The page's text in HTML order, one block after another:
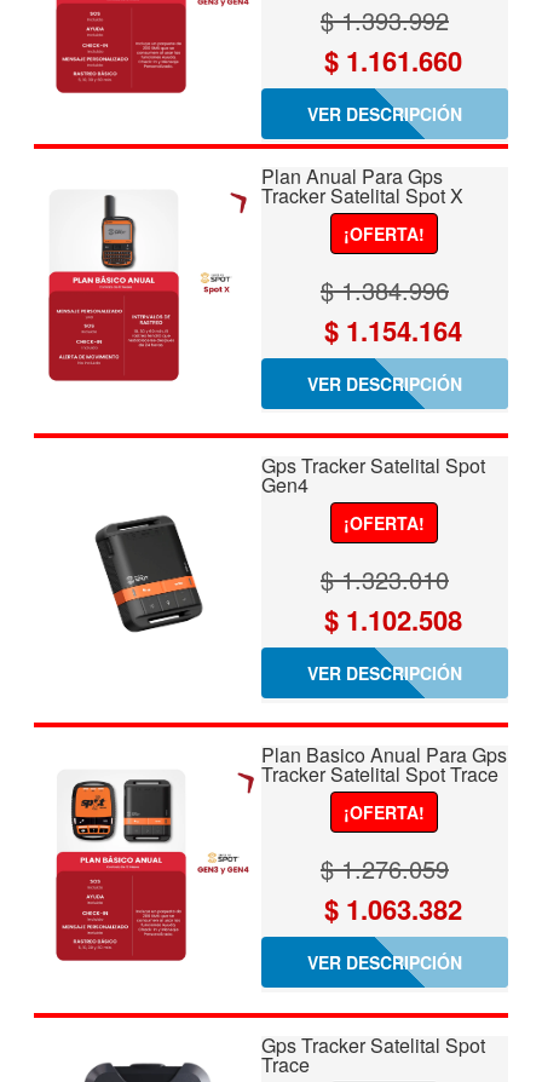
$1.393.992
El
precio
original
era:
$ 1.393.992.
$1.161.660El
precio
actual
$
VER DESCRIPCIÓN
Plan Anual Para Gps
Tracker Satelital Spot X
¡OFERTA!
$1.384.996
El
precio
original
era:
$ 1.384.996.
$1.154.164El
precio
actual
es:
$
VER DESCRIPCIÓN
Gps Tracker Satelital Spot
Gen4
¡OFERTA!
$1.323.010
El
precio
original
era:
$ 1.323.010.
$1.102.508El
precio
actual
es:
$
VER DESCRIPCIÓN
Plan Basico Anual Para Gps
Tracker Satelital Spot Trace
¡OFERTA!
$1.276.059
El
precio
original
era:
$ 1.276.059.
$1.063.382El
precio
actual
es:
$
VER DESCRIPCIÓN
Gps Tracker Satelital Spot
Trace